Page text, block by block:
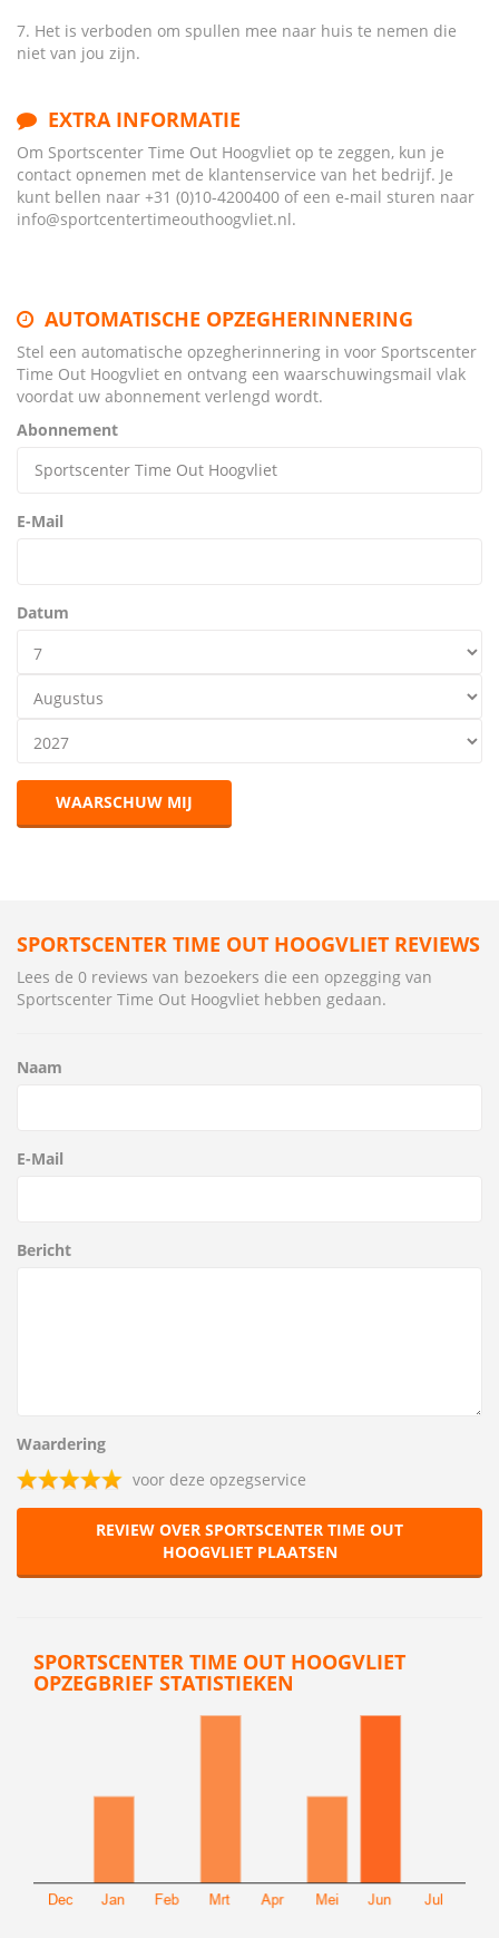
7. Het is verboden om spullen mee naar huis te nemen die
niet van jou zijn.
EXTRA INFORMATIE
Om Sportscenter Time Out Hoogvliet op te zeggen, kun je
contact opnemen met de klantenservice van het bedrijf. Je
kunt bellen naar +31 (0)10-4200400 of een e-mail sturen naar
info@sportcentertimeouthoogvliet.nl.
AUTOMATISCHE OPZEGHERINNERING
Stel een automatische opzegherinnering in voor Sportscenter
Time Out Hoogvliet en ontvang een waarschuwingsmail vlak
voordat uw abonnement verlengd wordt.
Abonnement
E-Mail
Datum
WAARSCHUW MIJ
SPORTSCENTER TIME OUT HOOGVLIET REVIEWS
Lees de 0 reviews van bezoekers die een opzegging van
Sportscenter Time Out Hoogvliet hebben gedaan.
Naam
E-Mail
Bericht
Waardering
voor deze opzegservice
REVIEW OVER SPORTSCENTER TIME OUT
HOOGVLIET PLAATSEN
SPORTSCENTER TIME OUT HOOGVLIET
OPZEGBRIEF STATISTIEKEN